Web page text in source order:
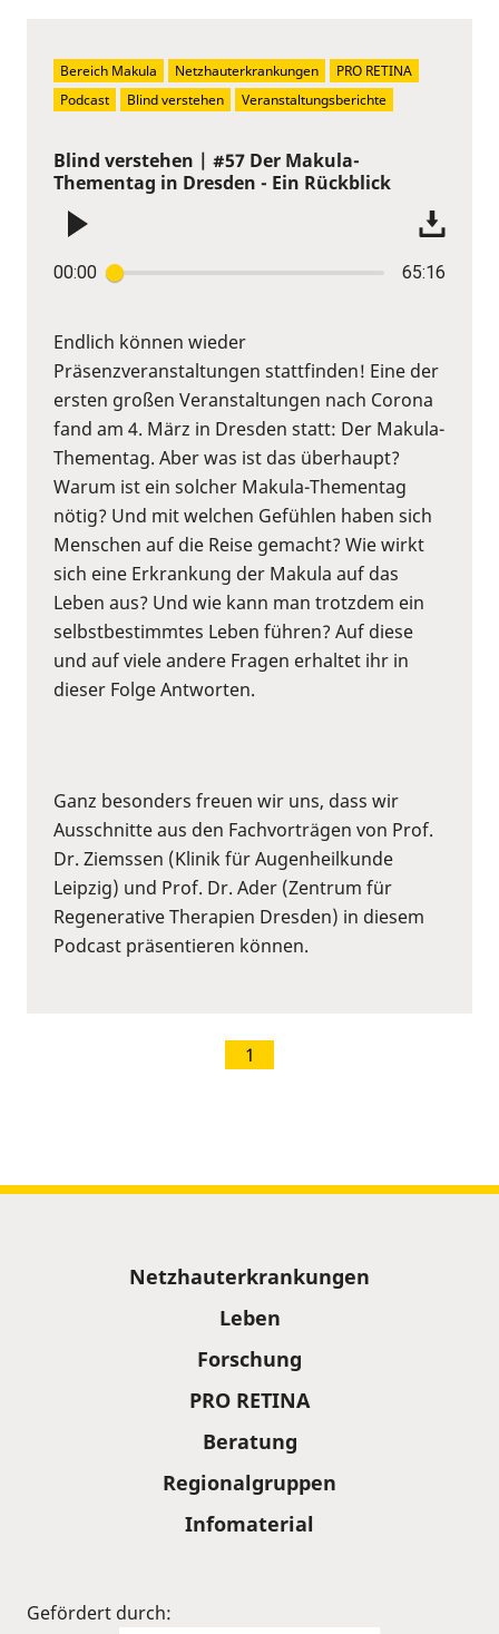
Blind verstehen | #57 Der Makula-
Thementag in Dresden - Ein Rückblick
00:00 65:16
Endlich können wieder
Präsenzveranstaltungen stattfinden! Eine der
ersten großen Veranstaltungen nach Corona
fand am 4. März in Dresden statt: Der Makula-
Thementag. Aber was ist das überhaupt?
Warum ist ein solcher Makula-Thementag
nötig? Und mit welchen Gefühlen haben sich
Menschen auf die Reise gemacht? Wie wirkt
sich eine Erkrankung der Makula auf das
Leben aus? Und wie kann man trotzdem ein
selbstbestimmtes Leben führen? Auf diese
und auf viele andere Fragen erhaltet ihr in
dieser Folge Antworten.
Ganz besonders freuen wir uns, dass wir
Ausschnitte aus den Fachvorträgen von Prof.
Dr. Ziemssen (Klinik für Augenheilkunde
Leipzig) und Prof. Dr. Ader (Zentrum für
Regenerative Therapien Dresden) in diesem
Podcast präsentieren können.
Bereich Makula Netzhauterkrankungen
PRO RETINA
Podcast
Blind verstehen Veranstaltungsberichte
1
Netzhauterkrankungen
Leben
Forschung
PRO RETINA
Beratung
Regionalgruppen
Infomaterial
Gefördert durch: